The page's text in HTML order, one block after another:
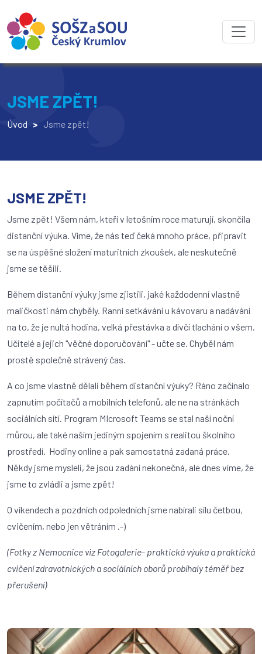
JSME ZPĚT!
Úvod > Jsme zpět!
JSME ZPĚT!
Jsme zpět! Všem nám, kteří v letošním roce maturují, skončila
distanční výuka. Víme, že nás teď čeká mnoho práce, připravit
se na úspěšné složení maturitních zkoušek, ale neskutečně
jsme se těšili.
Během distanční výuky jsme zjistili, jaké každodenní vlastně
maličkosti nám chyběly. Ranní setkávání u kávovaru a nadávání
na to, že je nultá hodina, velká přestávka a dívčí tlachání o všem.
Učitelé a jejich "věčné doporučování" - učte se. Chyběl nám
prostě společně strávený čas.
A co jsme vlastně dělali během distanční výuky? Ráno začínalo
zapnutím počítačů a mobilních telefonů, ale ne na stránkách
sociálních sítí. Program MIcrosoft Teams se stal naší noční
můrou, ale také naším jediným spojením s realitou školního
prostředí. Hodiny online a pak samostatná zadaná práce.
Někdy jsme mysleli, že jsou zadání nekonečná, ale dnes víme, že
jsme to zvládli a jsme zpět!
O víkendech a pozdních odpoledních jsme nabírali sílu četbou,
cvičením, nebo jen větráním .-)
(Fotky z Nemocnice viz Fotogalerie- praktická výuka a praktická
cvičení zdravotnických a sociálních oborů probíhaly téměř bez
přerušení)